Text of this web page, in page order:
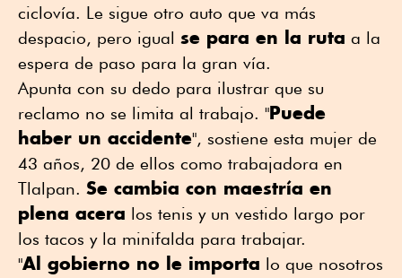
ciclovía. Le sigue otro auto que va más
despacio, pero igual se para en la ruta a la
espera de paso para la gran vía.
Apunta con su dedo para ilustrar que su
reclamo no se limita al trabajo. "Puede
haber un accidente", sostiene esta mujer de
43 años, 20 de ellos como trabajadora en
Tlalpan. Se cambia con maestría en
plena acera los tenis y un vestido largo por
los tacos y la minifalda para trabajar.
"Al gobierno no le importa lo que nosotros